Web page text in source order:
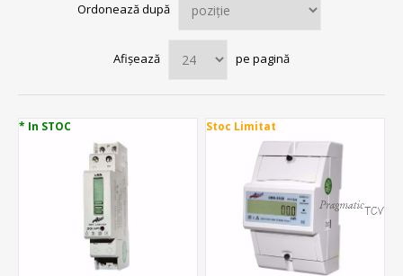
Ordonează după
Afișează pe pagină
* In STOC Stoc Limitat